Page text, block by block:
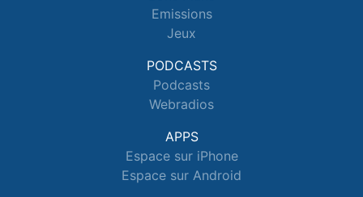
Emissions
Jeux
PODCASTS
Podcasts
Webradios
APPS
Espace sur iPhone
Espace sur Android